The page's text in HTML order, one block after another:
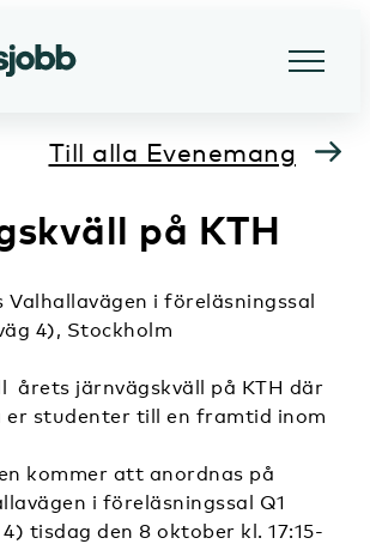
Till alla Evenemang
på KTH
Valhallavägen i föreläsningssal
4), Stockholm
årets järnvägskväll på KTH där
er studenter till en framtid inom
kommer att anordnas på
i föreläsningssal Q1
tisdag den 8 oktober kl. 17:15-